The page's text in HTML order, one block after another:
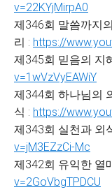
v=22KYjMirpA0
제346회 말씀까지
리 : https://
제345회 믿음의 지
v=1wVzVyEAWiY
제344회 하나님의
식 : https://
제343회 실천과 외
v=jM3EZzCi-Mc
제342회 유익한 열
v=2GoVbgTPDCU